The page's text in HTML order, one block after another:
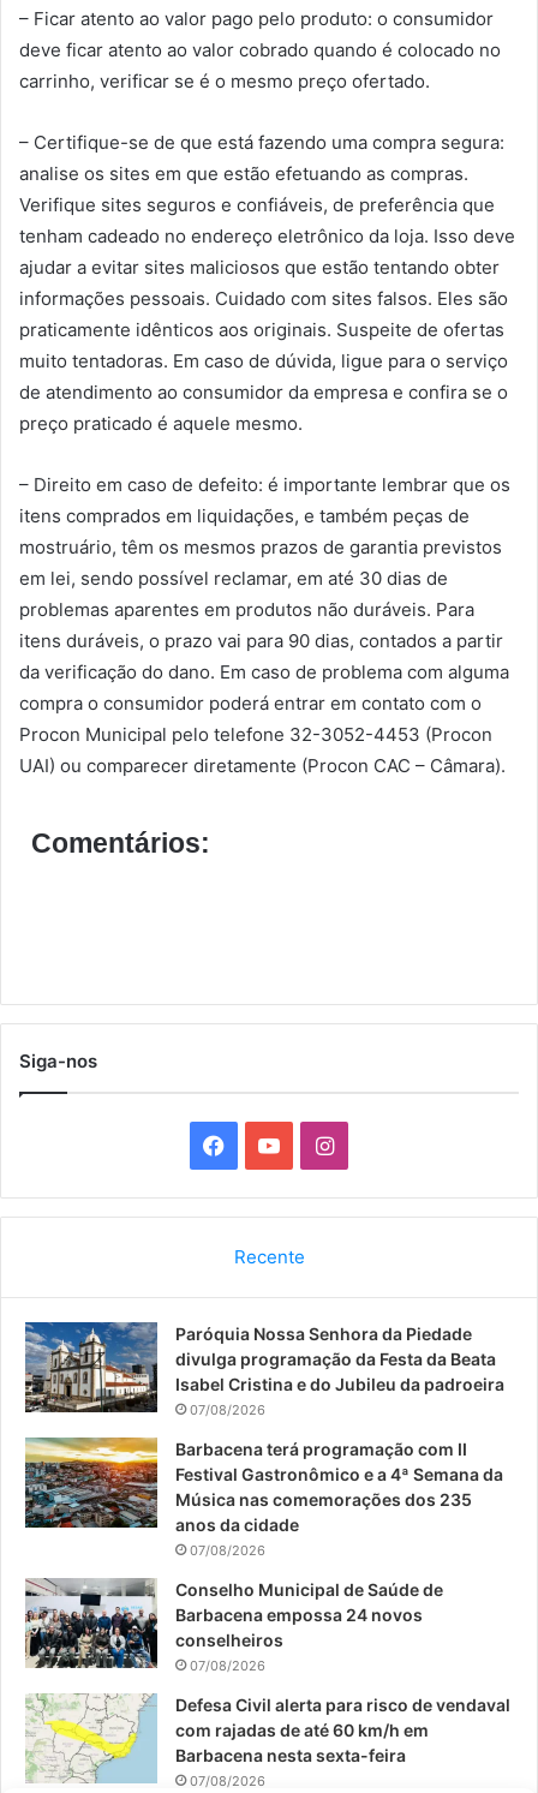
– Ficar atento ao valor pago pelo produto: o consumidor
deve ficar atento ao valor cobrado quando é colocado no
carrinho, verificar se é o mesmo preço ofertado.
– Certifique-se de que está fazendo uma compra segura:
analise os sites em que estão efetuando as compras.
Verifique sites seguros e confiáveis, de preferência que
tenham cadeado no endereço eletrônico da loja. Isso deve
ajudar a evitar sites maliciosos que estão tentando obter
informações pessoais. Cuidado com sites falsos. Eles são
praticamente idênticos aos originais. Suspeite de ofertas
muito tentadoras. Em caso de dúvida, ligue para o serviço
de atendimento ao consumidor da empresa e confira se o
preço praticado é aquele mesmo.
– Direito em caso de defeito: é importante lembrar que os
itens comprados em liquidações, e também peças de
mostruário, têm os mesmos prazos de garantia previstos
em lei, sendo possível reclamar, em até 30 dias de
problemas aparentes em produtos não duráveis. Para
itens duráveis, o prazo vai para 90 dias, contados a partir
da verificação do dano. Em caso de problema com alguma
compra o consumidor poderá entrar em contato com o
Procon Municipal pelo telefone 32-3052-4453 (Procon
UAI) ou comparecer diretamente (Procon CAC – Câmara).
Comentários:
Siga-nos
a
b
o
k
o
u
b
I
n
a
g
a
Recente
Paróquia Nossa Senhora da Piedade
divulga programação da Festa da Beata
Isabel Cristina e do Jubileu da padroeira
07/08/2026
Barbacena terá programação com II
Festival Gastronômico e a 4ª Semana da
Música nas comemorações dos 235
anos da cidade
07/08/2026
Conselho Municipal de Saúde de
Barbacena empossa 24 novos
conselheiros
07/08/2026
Defesa Civil alerta para risco de vendaval
com rajadas de até 60 km/h em
Barbacena nesta sexta-feira
07/08/2026